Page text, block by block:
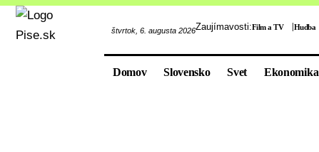
štvrtok, 6. augusta 2026Zaujímavosti:Film a TV Hudba
Domov Slovensko Svet Ekonomika